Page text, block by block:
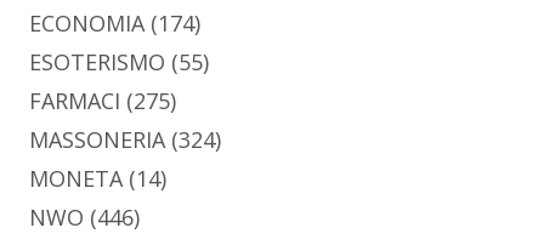
ECONOMIA (174)
ESOTERISMO (55)
FARMACI (275)
MASSONERIA (324)
MONETA (14)
NWO (446)